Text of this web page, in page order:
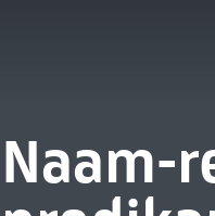
Naam-